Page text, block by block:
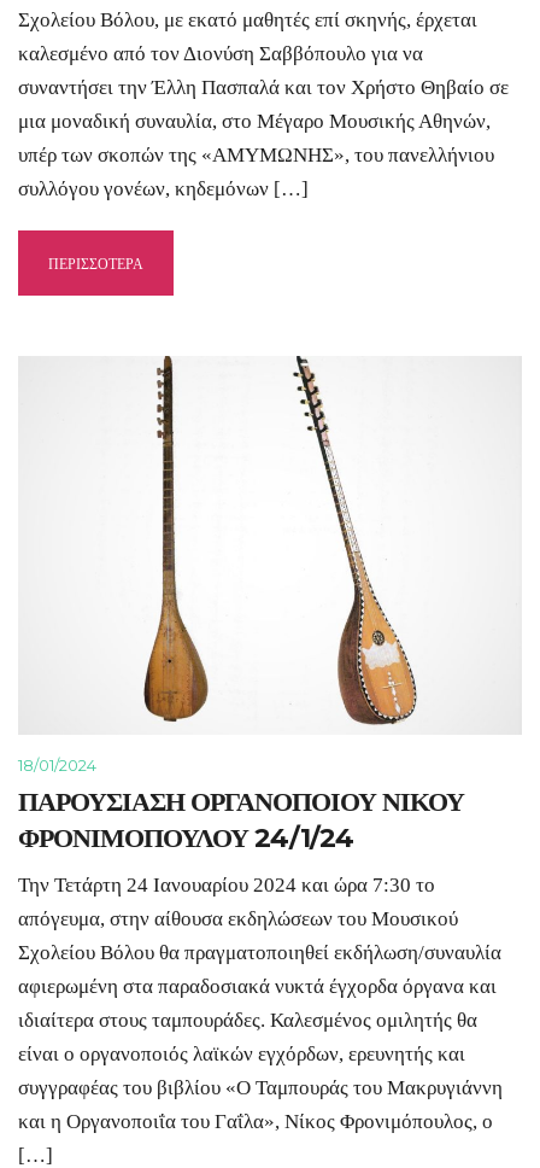
Σχολείου Βόλου, με εκατό μαθητές επί σκηνής, έρχεται
καλεσμένο από τον Διονύση Σαββόπουλο για να
συναντήσει την Έλλη Πασπαλά και τον Χρήστο Θηβαίο σε
μια μοναδική συναυλία, στο Μέγαρο Μουσικής Αθηνών,
υπέρ των σκοπών της «ΑΜΥΜΩΝΗΣ», του πανελλήνιου
συλλόγου γονέων, κηδεμόνων […]
ΠΕΡΙΣΣΟΤΕΡΑ
18/01/2024
ΠΑΡΟΥΣΙΑΣΗ ΟΡΓΑΝΟΠΟΙΟΥ ΝΙΚΟΥ
ΦΡΟΝΙΜΟΠΟΥΛΟΥ 24/1/24
Την Τετάρτη 24 Ιανουαρίου 2024 και ώρα 7:30 το
απόγευμα, στην αίθουσα εκδηλώσεων του Μουσικού
Σχολείου Βόλου θα πραγματοποιηθεί εκδήλωση/συναυλία
αφιερωμένη στα παραδοσιακά νυκτά έγχορδα όργανα και
ιδιαίτερα στους ταμπουράδες. Καλεσμένος ομιλητής θα
είναι ο οργανοποιός λαϊκών εγχόρδων, ερευνητής και
συγγραφέας του βιβλίου «Ο Ταμπουράς του Μακρυγιάννη
και η Οργανοποιΐα του Γαΐλα», Νίκος Φρονιμόπουλος, ο
[…]